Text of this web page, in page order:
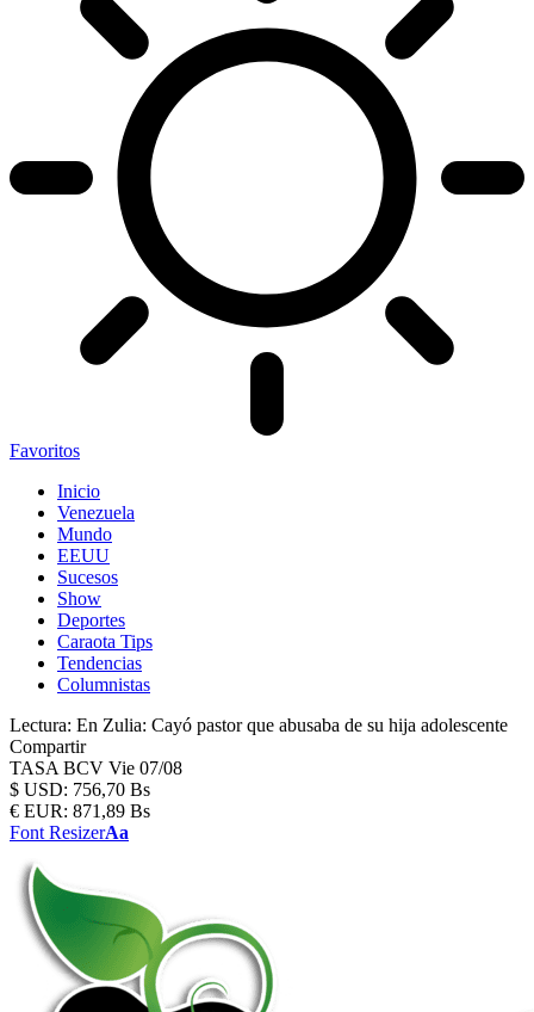
Favoritos
Inicio
Venezuela
Mundo
EEUU
Sucesos
Show
Deportes
Caraota Tips
Tendencias
Columnistas
Lectura: En Zulia: Cayó pastor que abusaba de su hija adolescente
Compartir
TASA BCV Vie 07/08
$ USD: 756,70 Bs
€ EUR: 871,89 Bs
Font ResizerAa